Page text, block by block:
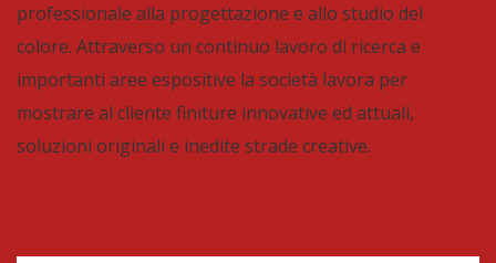
professionale alla progettazione e allo studio del
colore. Attraverso un continuo lavoro di ricerca e
importanti aree espositive la società lavora per
mostrare al cliente finiture innovative ed attuali,
soluzioni originali e inedite strade creative.